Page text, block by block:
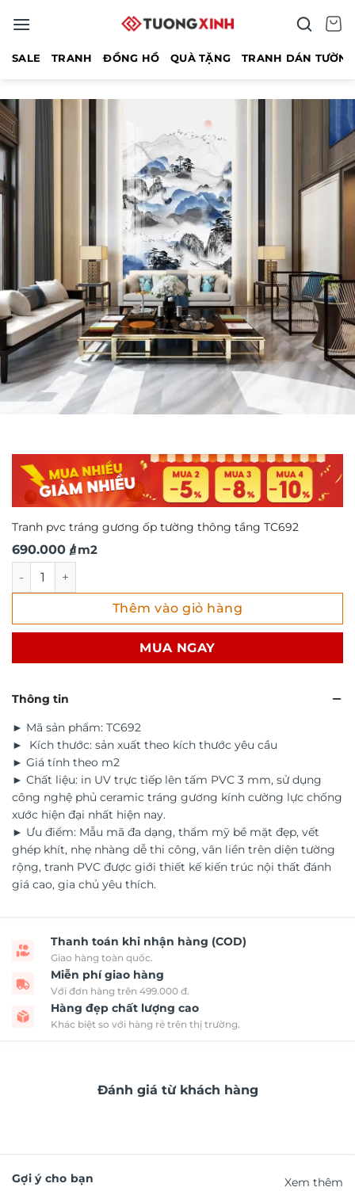
qua
SALE TRANH ĐỒNG HỒ QUÀ TẶNG TRANH DÁN
Tranh pvc tráng gương ốp tường thông tầng TC692
690.000 ₫
/ m2
Tranh pvc tráng gương ốp tường thông tầng TC692 số
Thêm vào giỏ hàng
MUA NGAY
Thông tin
► Mã sản phẩm: TC692
► Kích thước: sản xuất theo kích thước yêu cầu
► Giá tính theo m2
► Chất liệu: in UV trực tiếp lên tấm PVC 3 mm, sử dụng
công nghệ phủ ceramic tráng gương kính cường lực chống
xước hiện đại nhất hiện nay.
► Ưu điểm: Mẫu mã đa dạng, thẩm mỹ bề mặt đẹp, vết
ghép khít, nhẹ nhàng dễ thi công, vân liền trên diện tường
rộng, tranh PVC được giới thiết kế kiến trúc nội thất đánh
giá cao, gia chủ yêu thích.
Thanh toán khi nhận hàng (COD)
Giao hàng toàn quốc.
Miễn phí giao hàng
Với đơn hàng trên 499.000 đ.
Hàng đẹp chất lượng cao
Khác biệt so với hàng rẻ trên thị trường.
Đánh giá từ khách hàng
Gợi ý cho bạn Xem thêm